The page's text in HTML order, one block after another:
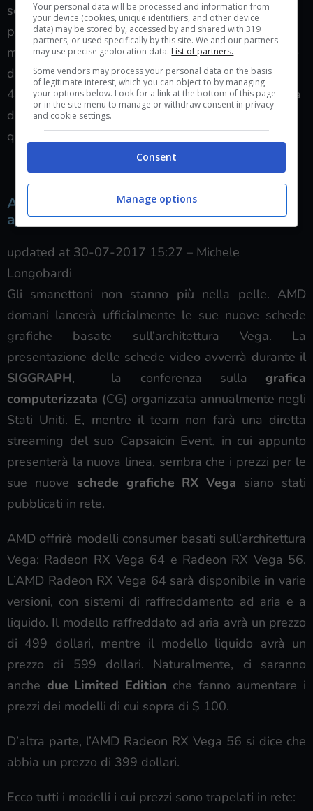
serie di schede dal prezzo esorbitante, non
pagherete più di 800 euro per una scheda grafica
ma la scheda in questione dovrebbe avere un costo
di circa 400 dollari che non dovrebbe costare più di
450 euro una volta rilasciata in Italia, quindi si tratta
di un oggetto che spinge parecchio sul rapporto
qualità prezzo.
AMD Radeon RX Vega: prezzi schede video
appaiono in rete
updated at 30-07-2017 15:27 – Michele
Longobardi
Gli smanettoni non stanno più nella pelle. AMD
domani lancerà ufficialmente le sue nuove schede
grafiche basate sull’architettura Vega. La
presentazione delle schede video avverrà durante il
SIGGRAPH, la conferenza sullagrafica
computerizzata (CG) organizzata annualmente negli
Stati Uniti. E, mentre il team non farà una diretta
streaming del suo Capsaicin Event, in cui appunto
presenterà la nuova linea, sembra che i prezzi per le
sue nuove schede grafiche RX Vega siano stati
pubblicati in rete.
AMD offrirà modelli consumer basati sull’architettura
Vega: Radeon RX Vega 64 e Radeon RX Vega 56.
L’AMD Radeon RX Vega 64 sarà disponibile in varie
versioni, con sistemi di raffreddamento ad aria e a
liquido. Il modello raffreddato ad aria avrà un prezzo
di 499 dollari, mentre il modello liquido avrà un
prezzo di 599 dollari. Naturalmente, ci saranno
anche due Limited Edition che fanno aumentare i
prezzi dei modelli di cui sopra di $ 100.
D’altra parte, l’AMD Radeon RX Vega 56 si dice che
abbia un prezzo di 399 dollari.
Ecco tutti i modelli i cui prezzi sono trapelati in rete:
Your personal data will be processed and information from
your device (cookies, unique identifiers, and other device
data) may be stored by, accessed by and shared with 319
partners, or used specifically by this site. We and our partners
may use precise geolocation data. List of partners.
Some vendors may process your personal data on the basis
of legitimate interest, which you can object to by managing
your options below. Look for a link at the bottom of this page
or in the site menu to manage or withdraw consent in privacy
and cookie settings.
Consent
Manage options